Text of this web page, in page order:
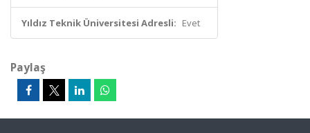
Yıldız Teknik Üniversitesi Adresli: Evet
Paylaş